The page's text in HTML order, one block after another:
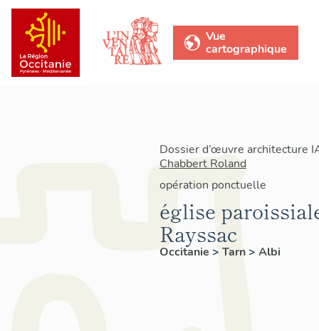
Vue
cartographique
Dossier d’œuvre architecture
Chabbert Roland
opération ponctuelle
église
Rayssac
Occitanie > Tarn> Albi